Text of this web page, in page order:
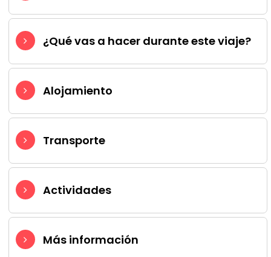
¿Qué vas a hacer durante este viaje?
Alojamiento
Transporte
Actividades
Más información